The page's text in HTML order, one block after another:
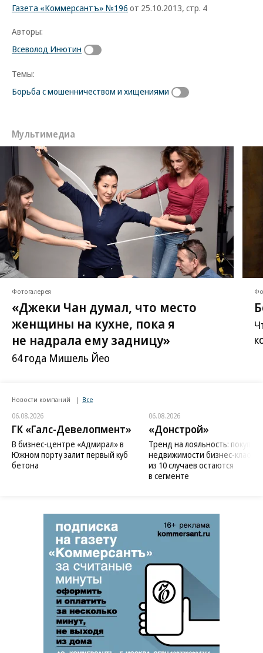
Газета «Коммерсантъ» №196 от 25.10.2013, стр. 4
Авторы:
Всеволод Инютин
Темы:
Борьба с мошенничеством и хищениями
Мультимедиа
Фотогалерея
«Джеки Чан думал, что место
женщины на кухне, пока я
не надрала ему задницу»
64 года Мишель Йео
Новости компаний Все
06.08.2026
ГК «Галс-Девелопмент»
В бизнес-центре «Адмирал» в
Южном порту залит первый куб
бетона
06.08.2026
«Донстрой»
Тренд на лояльность:
недвижимости бизнес-класса
из 10 случаев остаются
в сегменте